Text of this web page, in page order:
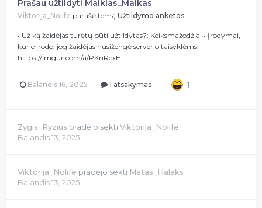
Prašau užtildyti Maiklas_Maikas
Viktorija_Nolife parašė temą Užtildymo anketos
• Už ką žaidėjas turėtų būti užtildytas?: Keiksmažodžiai • Įrodymai,
kurie įrodo, jog žaidėjas nusižengė serverio taisyklėms:
https://imgur.com/a/PKnRexH
Balandis 16, 2025 1 atsakymas 1
Zygis_Ryzius pradėjo sektiViktorija_Nolife
Balandis 13, 2025
Viktorija_Nolife pradėjo sekti Matas_Halaks
Balandis 13, 2025